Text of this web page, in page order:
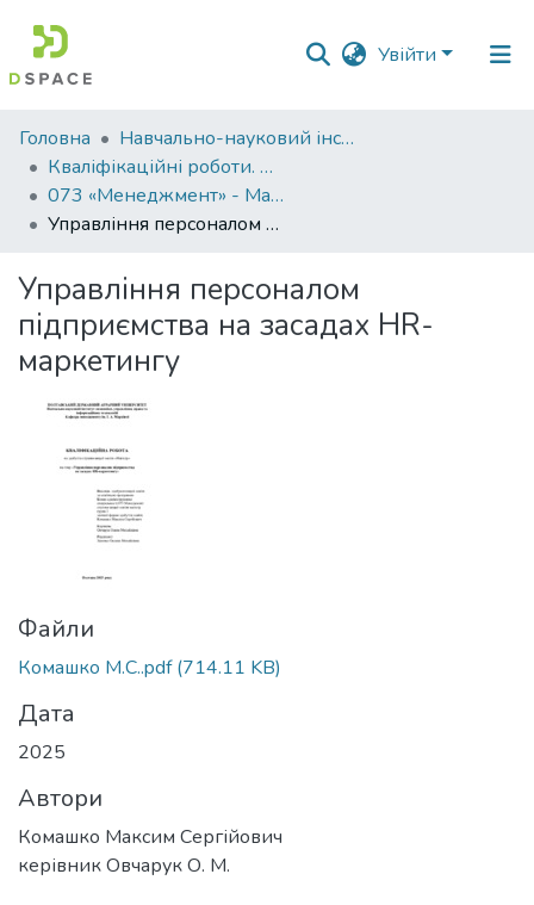
Увійти
Фонди
та
зібрання
Пошук за критеріями
Статистика
Головна
Навчально-науковий інститут економіки, управління, права та інформаційних технологій
Кваліфікаційні роботи. ННІ економіки, управління, права та ІТ
073 «Менеджмент» - Магістри 2025-2026
Управління персоналом підприємства на засадах HR-маркетингу
Управління персоналом
підприємства на засадах HR-
маркетингу
Файли
Комашко М.С..pdf(714.11 KB)
Дата
2025
Автори
Комашко Максим Сергійович
керівник Овчарук О. М.